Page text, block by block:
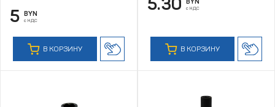
5 BYN
с НДС
В КОРЗИНУ
с НДС
В КОРЗИНУ